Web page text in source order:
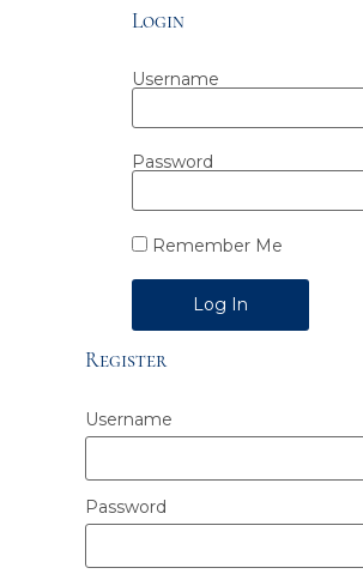
Login
Username
Password
Remember Me
Alternative:
Register
Username
Password